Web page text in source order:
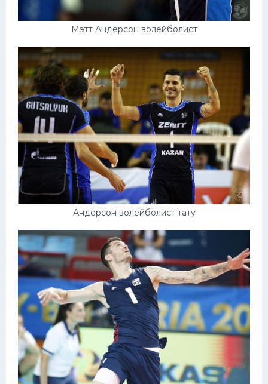
Мэтт Андерсон волейболист
Андерсон волейболист тату